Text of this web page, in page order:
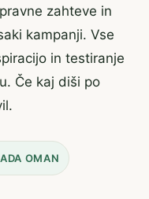
zahteve in
kampanji. Vse
in testiranje
Če kaj diši po
OMAN